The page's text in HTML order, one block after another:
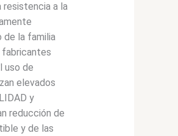
resistencia a la
de la familia
fabricantes
uso de
elevados
y
reducción de
y de las